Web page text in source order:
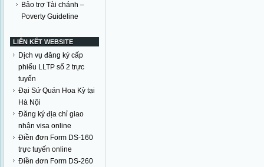
Bảo trợ Tài chánh –
Poverty Guideline
LIÊN KẾT WEBSITE
Dịch vụ đăng ký cấp
phiếu LLTP số 2 trực
tuyến
Đại Sứ Quán Hoa Kỳ tại
Hà Nội
Đăng ký địa chỉ giao
nhận visa online
Điền đơn Form DS-160
trực tuyến online
Điền đơn Form DS-260